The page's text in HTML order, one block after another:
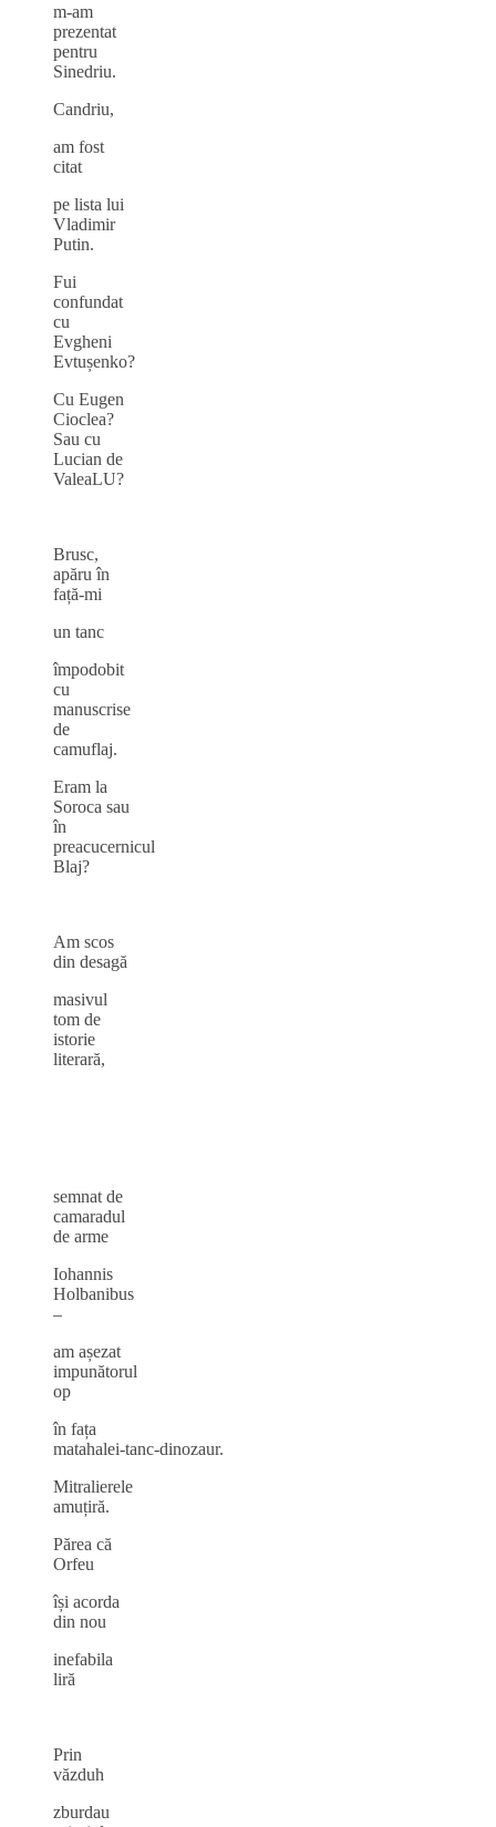
m‑am
prezentat
pentru
Sinedriu.
Candriu,
am fost
citat
pe lista lui
Vladimir
Putin.
Fui
confundat
cu
Evgheni
Evtușenko?
Cu Eugen
Cioclea?
Sau cu
Lucian de
ValeaLU?
Brusc,
apăru în
față‑mi
un tanc
împodobit
cu
manuscrise
de
camuflaj.
Eram la
Soroca sau
în
preacucernicul
Blaj?
Am scos
din desagă
masivul
tom de
istorie
literară,
semnat de
camaradul
de arme
Iohannis
Holbanibus
–
am așezat
impunătorul
op
în fața
matahalei‑tanc‑dinozaur.
Mitralierele
amuțiră.
Părea că
Orfeu
își acorda
din nou
inefabila
liră
Prin
văzduh
zburdau